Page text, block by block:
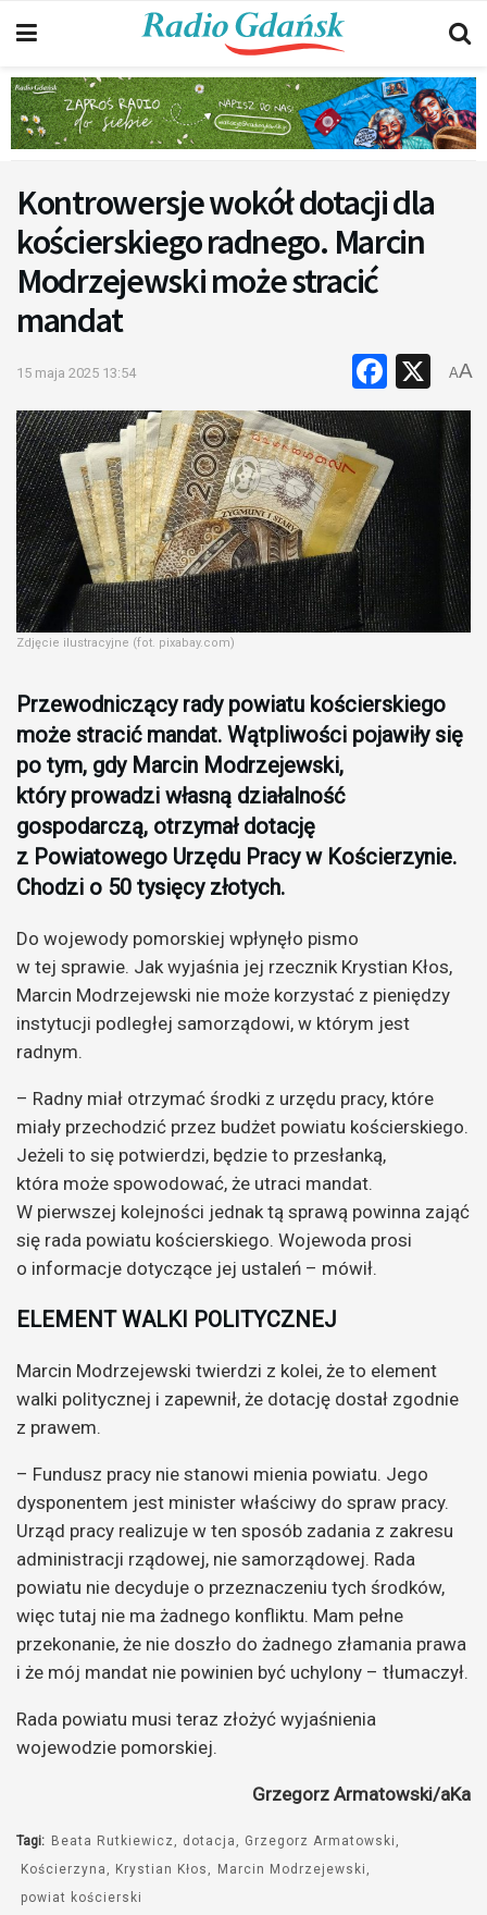
Kontrowersje wokół dotacji dla
kościerskiego radnego. Marcin
Modrzejewski może stracić
mandat
15 maja 2025 13:54 X
AA
Zdjęcie ilustracyjne (fot. pixabay.com)
Przewodniczący rady powiatu kościerskiego
może stracić mandat. Wątpliwości pojawiły się
po tym, gdy Marcin Modrzejewski,
który prowadzi własną działalność
gospodarczą, otrzymał dotację
z Powiatowego Urzędu Pracy w Kościerzynie.
Chodzi o 50 tysięcy złotych.
Do wojewody pomorskiej wpłynęło pismo
w tej sprawie. Jak wyjaśnia jej rzecznik Krystian Kłos,
Marcin Modrzejewski nie może korzystać z pieniędzy
instytucji podległej samorządowi, w którym jest
radnym.
– Radny miał otrzymać środki z urzędu pracy, które
miały przechodzić przez budżet powiatu kościerskiego.
Jeżeli to się potwierdzi, będzie to przesłanką,
która może spowodować, że utraci mandat.
W pierwszej kolejności jednak tą sprawą powinna zająć
się rada powiatu kościerskiego. Wojewoda prosi
o informacje dotyczące jej ustaleń – mówił.
ELEMENT WALKI POLITYCZNEJ
Marcin Modrzejewski twierdzi z kolei, że to element
walki politycznej i zapewnił, że dotację dostał zgodnie
z prawem.
– Fundusz pracy nie stanowi mienia powiatu. Jego
dysponentem jest minister właściwy do spraw pracy.
Urząd pracy realizuje w ten sposób zadania z zakresu
administracji rządowej, nie samorządowej. Rada
powiatu nie decyduje o przeznaczeniu tych środków,
więc tutaj nie ma żadnego konfliktu. Mam pełne
przekonanie, że nie doszło do żadnego złamania prawa
i że mój mandat nie powinien być uchylony – tłumaczył.
Rada powiatu musi teraz złożyć wyjaśnienia
wojewodzie pomorskiej.
Grzegorz Armatowski/aKa
Tagi: Beata Rutkiewicz dotacja
Grzegorz Armatowski
Kościerzyna
Krystian Kłos
Marcin Modrzejewski
powiat kościerski